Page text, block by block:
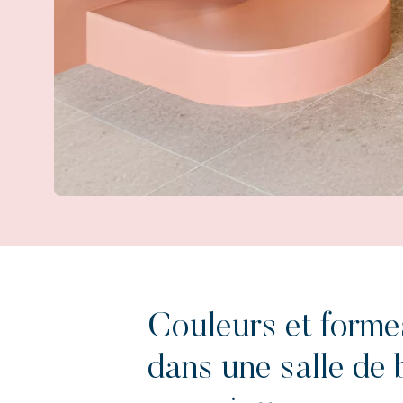
Couleurs et
dans une salle de